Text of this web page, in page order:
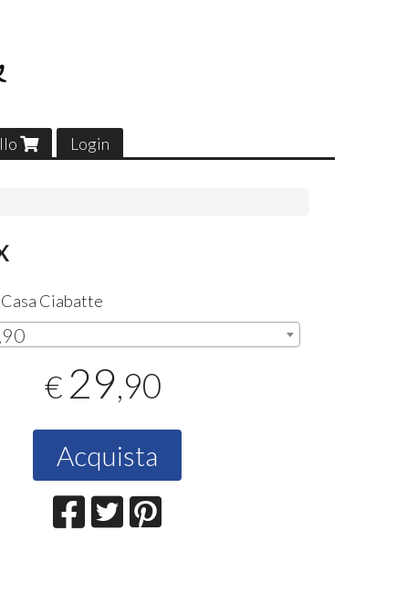
Login
Ciabatte
€ 29,90
Acquista